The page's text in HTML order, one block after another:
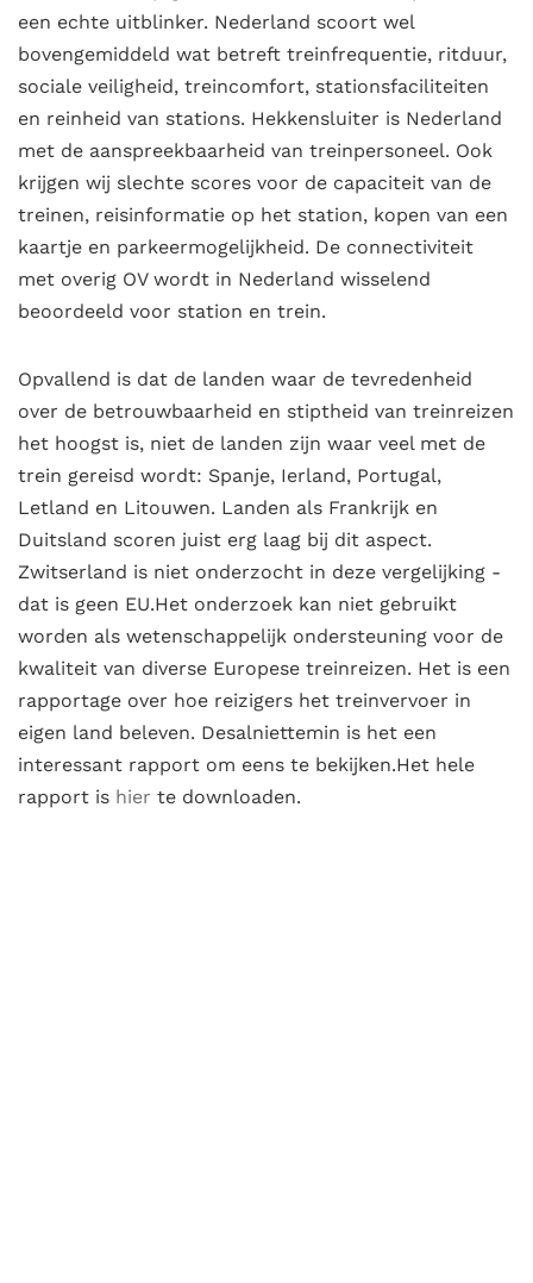
een echte uitblinker. Nederland scoort wel
bovengemiddeld wat betreft treinfrequentie, ritduur,
sociale veiligheid, treincomfort, stationsfaciliteiten
en reinheid van stations. Hekkensluiter is Nederland
met de aanspreekbaarheid van treinpersoneel. Ook
krijgen wij slechte scores voor de capaciteit van de
treinen, reisinformatie op het station, kopen van een
kaartje en parkeermogelijkheid. De connectiviteit
met overig OV wordt in Nederland wisselend
beoordeeld voor station en trein.
Opvallend is dat de landen waar de tevredenheid
over de betrouwbaarheid en stiptheid van treinreizen
het hoogst is, niet de landen zijn waar veel met de
trein gereisd wordt: Spanje, Ierland, Portugal,
Letland en Litouwen. Landen als Frankrijk en
Duitsland scoren juist erg laag bij dit aspect.
Zwitserland is niet onderzocht in deze vergelijking -
dat is geen EU.Het onderzoek kan niet gebruikt
worden als wetenschappelijk ondersteuning voor de
kwaliteit van diverse Europese treinreizen. Het is een
rapportage over hoe reizigers het treinvervoer in
eigen land beleven. Desalniettemin is het een
interessant rapport om eens te bekijken.Het hele
rapport is hier te downloaden.